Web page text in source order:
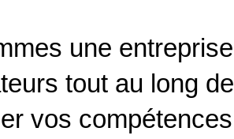
une
tout au long
vos